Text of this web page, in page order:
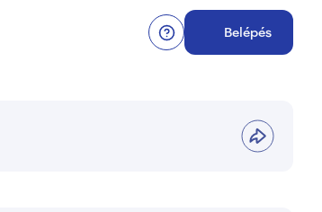
Belépés